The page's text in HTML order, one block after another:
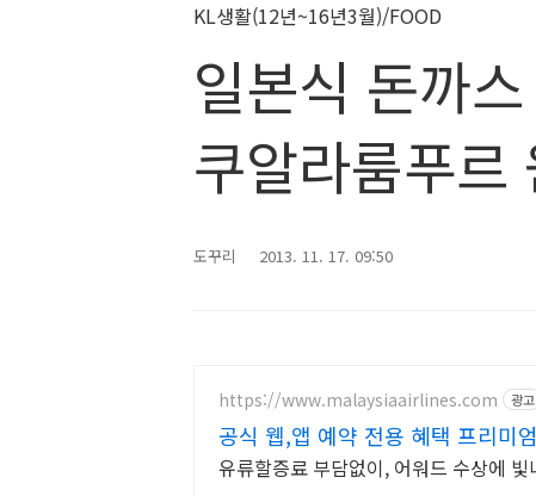
KL생활(12년~16년3월)/FOOD
일본식 돈까
쿠알라룸푸르
도꾸리 2013. 11. 17. 09:50
https://www.malaysiaairlines.com 광고
공식 웹,앱 예약 전용 혜택 프리미
유류할증료 부담없이, 어워드 수상에